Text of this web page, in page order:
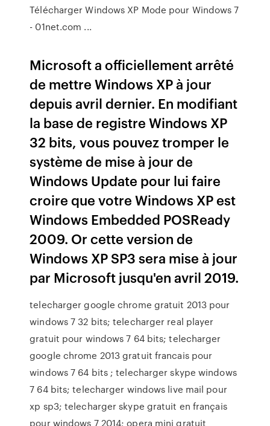
Télécharger Windows XP Mode pour Windows 7
- 01net.com ...
Microsoft a officiellement arrêté
de mettre Windows XP à jour
depuis avril dernier. En modifiant
la base de registre Windows XP
32 bits, vous pouvez tromper le
système de mise à jour de
Windows Update pour lui faire
croire que votre Windows XP est
Windows Embedded POSReady
2009. Or cette version de
Windows XP SP3 sera mise à jour
par Microsoft jusqu'en avril 2019.
telecharger google chrome gratuit 2013 pour
windows 7 32 bits; telecharger real player
gratuit pour windows 7 64 bits; telecharger
google chrome 2013 gratuit francais pour
windows 7 64 bits ; telecharger skype windows
7 64 bits; telecharger windows live mail pour
xp sp3; telecharger skype gratuit en français
pour windows 7 2014; opera mini gratuit